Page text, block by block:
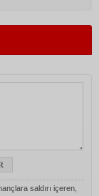
saldırı içeren,